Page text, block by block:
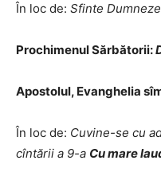
În loc de: Sfinte
Prochimenul Sărbătorii:
Apostolul, Evanghelia
În loc de: Cuvine-se cu
cîntării a 9-a Cu mare